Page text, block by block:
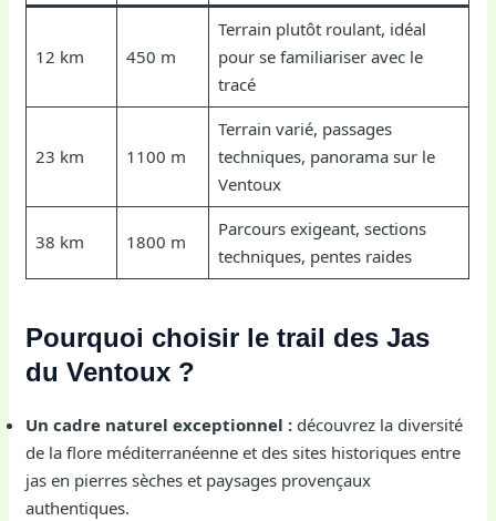
12 km 450 m
Terrain plutôt roulant, idéal
pour se familiariser avec le
tracé
23 km 1100 m
Terrain varié, passages
techniques, panorama sur le
Ventoux
38 km 1800 m
Parcours exigeant, sections
techniques, pentes raides
Pourquoi choisir le trail des Jas
du Ventoux ?
Un cadre naturel exceptionnel : découvrez la diversité
de la flore méditerranéenne et des sites historiques entre
jas en pierres sèches et paysages provençaux
authentiques.